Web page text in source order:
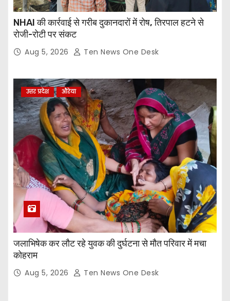
NHAI की कार्रवाई से गरीब दुकानदारों में रोष, तिरपाल हटने से
रोजी-रोटी पर संकट
Aug 5, 2026 Ten News One Desk
उत्तर प्रदेश औरेया
जलाभिषेक कर लौट रहे युवक की दुर्घटना से मौत परिवार में मचा
कोहराम
Aug 5, 2026 Ten News One Desk